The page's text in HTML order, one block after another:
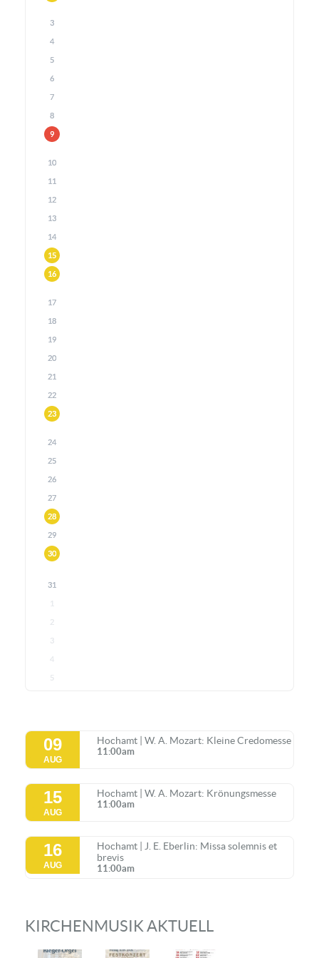
3
4
5
6
7
8
9
10
11
12
13
14
15
16
17
18
19
20
21
22
23
24
25
26
27
28
29
30
31
1
2
3
4
5
09
AUG
Hochamt | W. A. Mozart: Kleine Credomesse
11:00am
15
AUG
Hochamt | W. A. Mozart: Krönungsmesse
11:00am
16
AUG
Hochamt | J. E. Eberlin: Missa solemnis et
brevis
11:00am
KIRCHENMUSIK AKTUELL